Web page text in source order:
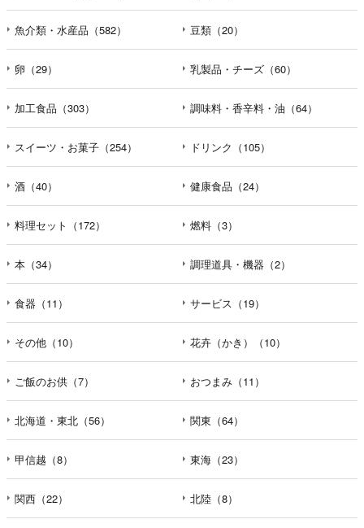
魚介類・水産品（582） 豆類（20）
卵（29） 乳製品・チーズ（60）
加工食品（303） 調味料・香辛料・油（64）
スイーツ・お菓子（254） ドリンク（105）
酒（40） 健康食品（24）
料理セット（172） 燃料（3）
本（34） 調理道具・機器（2）
食器（11） サービス（19）
その他（10） 花卉（かき）（10）
ご飯のお供（7） おつまみ（11）
北海道・東北（56） 関東（64）
甲信越（8） 東海（23）
関西（22） 北陸（8）